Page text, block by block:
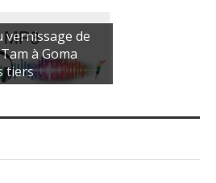
vernissage de
à Goma
tiers